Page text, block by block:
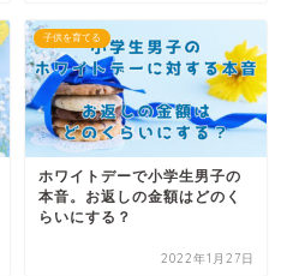
子供を育てる
ホワイトデーで小学生男子の
本音。お返しの金額はどのく
らいにする？
2022年1月27日